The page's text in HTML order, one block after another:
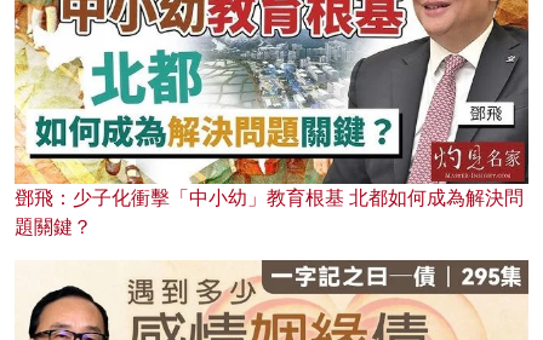
鄧飛：少子化衝擊「中小幼」教育根基 北都如何成為解決問
題關鍵？